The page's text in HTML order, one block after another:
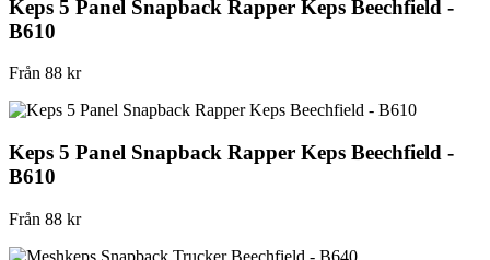
Keps 5 Panel Snapback Rapper Keps Beechfield -
B610
Från 88 kr
Keps 5 Panel Snapback Rapper Keps Beechfield -
B610
Från 88 kr